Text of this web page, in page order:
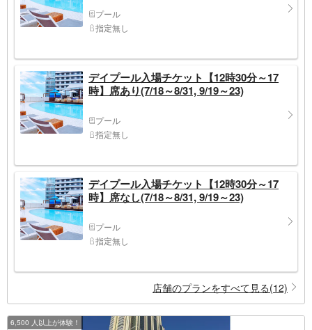
プール
指定無し
デイプール入場チケット【12時30分～17
時】席あり(7/18～8/31, 9/19～23)
プール
指定無し
デイプール入場チケット【12時30分～17
時】席なし(7/18～8/31, 9/19～23)
プール
指定無し
店舗のプランをすべて見る(12)
6,500 人以上が体験！